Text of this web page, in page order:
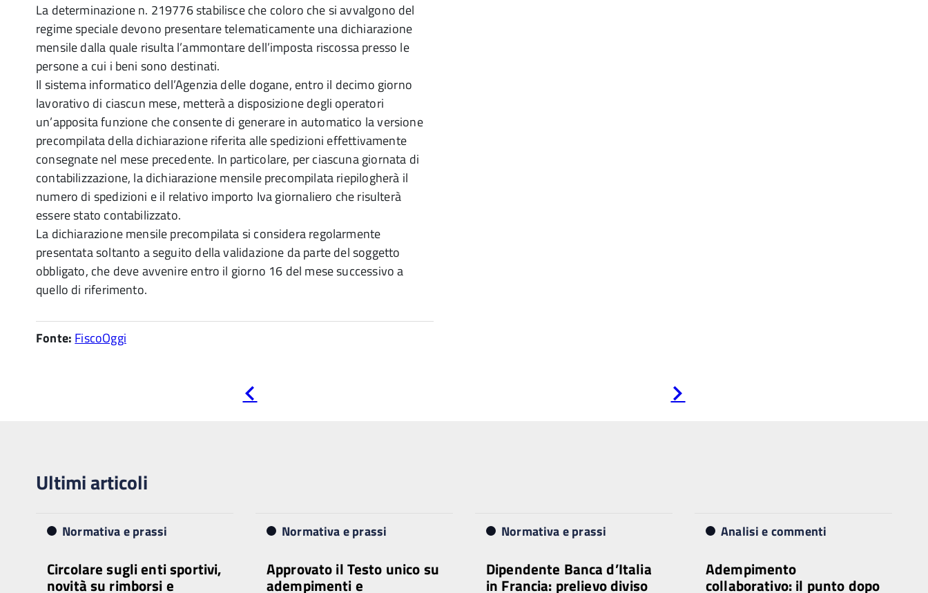
La determinazione n. 219776 stabilisce che coloro che si avvalgono del
regime speciale devono presentare telematicamente una dichiarazione
mensile dalla quale risulta l’ammontare dell’imposta riscossa presso le
persone a cui i beni sono destinati.
Il sistema informatico dell’Agenzia delle dogane, entro il decimo giorno
lavorativo di ciascun mese, metterà a disposizione degli operatori
un’apposita funzione che consente di generare in automatico la versione
precompilata della dichiarazione riferita alle spedizioni effettivamente
consegnate nel mese precedente. In particolare, per ciascuna giornata di
contabilizzazione, la dichiarazione mensile precompilata riepilogherà il
numero di spedizioni e il relativo importo Iva giornaliero che risulterà
essere stato contabilizzato.
La dichiarazione mensile precompilata si considera regolarmente
presentata soltanto a seguito della validazione da parte del soggetto
obbligato, che deve avvenire entro il giorno 16 del mese successivo a
quello di riferimento.
Fonte: FiscoOggi
precedente successiva
Ultimi articoli
Normativa e prassi
Circolare sugli enti sportivi,
novità su rimborsi e
Normativa e prassi
Approvato il Testo unico su
adempimenti e
Normativa e prassi
Dipendente Banca d’Italia
in Francia: prelievo diviso
Analisi e commenti
Adempimento
collaborativo: il punto dopo